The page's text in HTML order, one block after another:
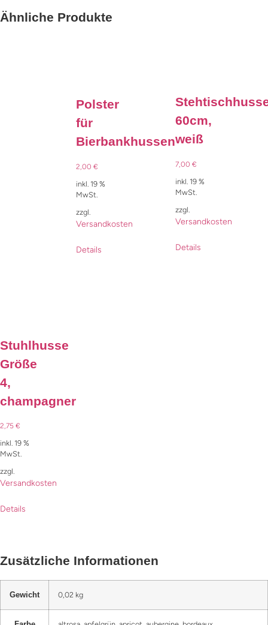
Ähnliche Produkte
Polster
für
Bierbankhussen
2,00 €
inkl. 19 %
MwSt.
zzgl.
Versandkosten
Details
60cm,
weiß
7,00 €
inkl. 19 %
MwSt.
zzgl.
Versandkosten
Details
Stuhlhusse
Größe
4,
champagner
2,75 €
inkl. 19 %
MwSt.
zzgl.
Versandkosten
Details
Zusätzliche Informationen
Gewicht 0,02 kg